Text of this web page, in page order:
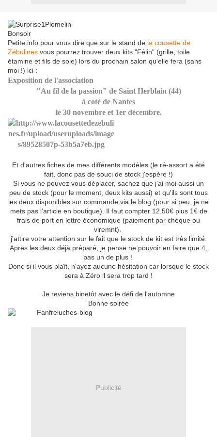
Bonsoir
Petite info pour vous dire que sur le stand de la cousette de
Zébulines vous pourrez trouver deux kits "Félin" (grille, toile
étamine et fils de soie) lors du prochain salon qu'elle fera (sans
moi !) ici :
Exposition de l'association
"Au fil de la passion" de Saint Herblain (44)
à coté de Nantes
le 30 novembre et 1er décembre.
Et d'autres fiches de mes différents modèles (le ré-assort a été
fait, donc pas de souci de stock j'espère !)
Si vous ne pouvez vous déplacer, sachez que j'ai moi aussi un
peu de stock (pour le moment, deux kits aussi) et qu'ils sont tous
les deux disponibles sur commande via le blog (pour si peu, je ne
mets pas l'article en boutique). Il faut compter 12.50€ plus 1€ de
frais de port en lettre économique (paiement par chèque ou
viremnt).
j'attire votre attention sur le fait que le stock de kit est très limité.
Après les deux déjà préparé, je pense ne pouvoir en faire que 4,
pas un de plus !
Donc si il vous plaît, n'ayez aucune hésitation car lorsque le stock
sera à Zéro il sera trop tard !
Je reviens binetôt avec le défi de l'automne
Bonne soirée
Publicité